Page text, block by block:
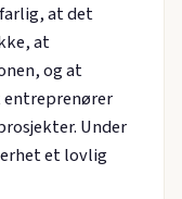
at det
at
og at
entreprenører
Under
et lovlig